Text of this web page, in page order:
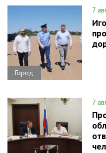
Город
7
7